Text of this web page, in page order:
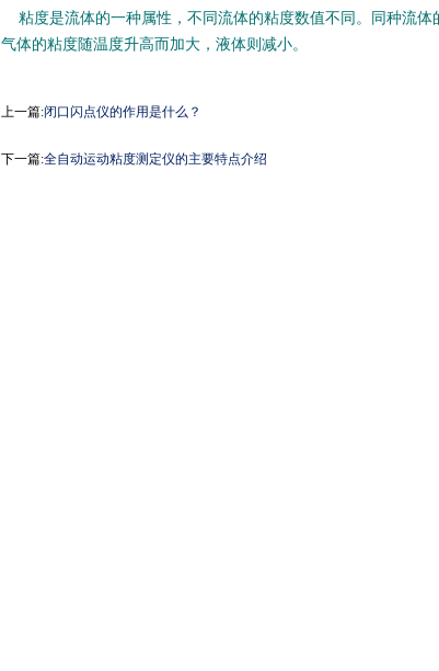
粘度是流体的一种属性，不同流体的粘度数值不同。同种流体
气体的粘度随温度升高而加大，液体则减小。
上一篇:闭口闪点仪的作用是什么？
下一篇:全自动运动粘度测定仪的主要特点介绍